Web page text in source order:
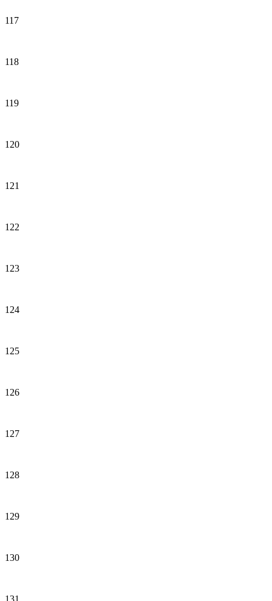
117
118
119
120
121
122
123
124
125
126
127
128
129
130
131